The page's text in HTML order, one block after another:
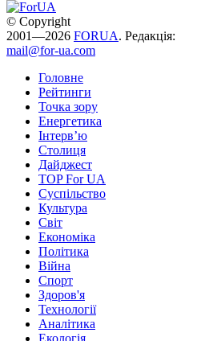
© Copyright
2001—2026 FORUA. Редакція:
mail@for-ua.com
Головне
Рейтинги
Точка зору
Енергетика
Інтерв’ю
Столиця
Дайджест
TOP For UA
Суспiльство
Культура
Світ
Економіка
Політика
Війна
Спорт
Здоров'я
Технології
Аналітика
Екологія